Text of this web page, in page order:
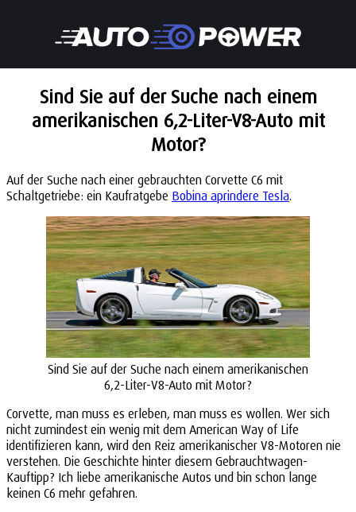
Sind Sie auf der Suche nach einem
amerikanischen 6,2-Liter-V8-Auto mit
Motor?
Auf der Suche nach einer gebrauchten Corvette C6 mit
Schaltgetriebe: ein Kaufratgebe Bobina aprindere Tesla.
Sind Sie auf der Suche nach einem amerikanischen
6,2-Liter-V8-Auto mit Motor?
Corvette, man muss es erleben, man muss es wollen. Wer sich
nicht zumindest ein wenig mit dem American Way of Life
identifizieren kann, wird den Reiz amerikanischer V8-Motoren nie
verstehen. Die Geschichte hinter diesem Gebrauchtwagen-
Kauftipp? Ich liebe amerikanische Autos und bin schon lange
keinen C6 mehr gefahren.